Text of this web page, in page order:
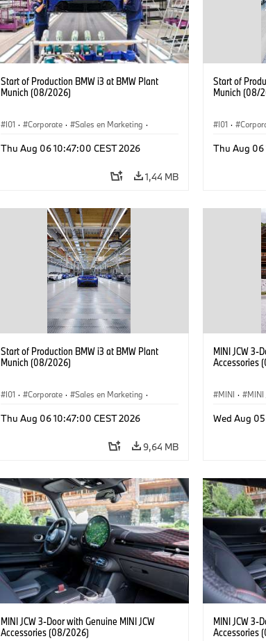
Start of Production BMW i3 at BMW Plant
Munich (08/2026)
I01 · Corporate · Sales en Marketing ·
Thu Aug 06 10:47:00 CEST 2026
1,44 MB
Start of
Munich (08/
I01 ·
Thu Aug 06
Start of Production BMW i3 at BMW Plant
Munich (08/2026)
I01 · Corporate · Sales en Marketing ·
Thu Aug 06 10:47:00 CEST 2026
9,64 MB
MINI JCW 3-
Accessories
MINI · MINI
Wed Aug
MINI JCW 3-Door with Genuine MINI JCW
Accessories (08/2026)
MINI JCW 3-
Accessories